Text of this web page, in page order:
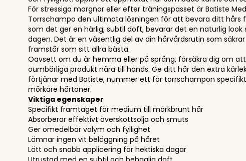
För stressiga morgnar eller efter träningspasset är Batiste
Torrschampo den ultimata lösningen för att bevara ditt hårs
som det ger en härlig, subtil doft, bevarar det en naturlig look
dagen. Det är en väsentlig del av din hårvårdsrutin som
framstår som sitt allra bästa.
Oavsett om du är hemma eller på språng, försäkra dig om
oumbärliga produkt nära till hands. Ge ditt hår den extra
förtjänar med Batiste, nummer ett för torrschampon
mörkare hårtoner.
Viktiga egenskaper
Specifikt framtaget för medium till mörkbrunt hår
Absorberar effektivt överskottsolja och smuts
Ger omedelbar volym och fyllighet
Lämnar ingen vit beläggning på håret
Lätt och snabb applicering för hektiska dagar